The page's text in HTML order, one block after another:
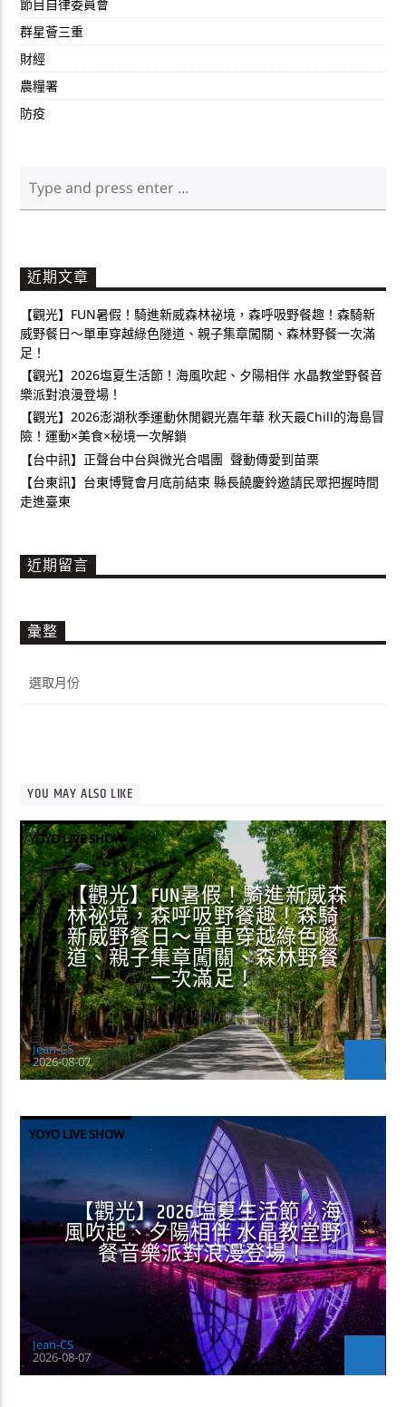
節目自律委員會
群星薈三重
財經
農糧署
防疫
近期文章
【觀光】FUN暑假！騎進新威森林祕境，森呼吸野餐趣！森騎新
威野餐日～單車穿越綠色隧道、親子集章闖關、森林野餐一次滿
足！
【觀光】2026塩夏生活節！海風吹起、夕陽相伴 水晶教堂野餐音
樂派對浪漫登場！
【觀光】2026澎湖秋季運動休閒觀光嘉年華 秋天最Chill的海島冒
險！運動×美食×秘境一次解鎖
【台中訊】正聲台中台與微光合唱團 聲動傳愛到苗栗
【台東訊】台東博覽會月底前結束 縣長饒慶鈴邀請民眾把握時間
走進臺東
近期留言
彙整
整
YOU MAY ALSO LIKE
YOYO LIVE SHOW
【觀光】FUN暑假！騎進新威森
林祕境，森呼吸野餐趣！森騎
新威野餐日～單車穿越綠色隧
道、親子集章闖關、森林野餐
一次滿足！
Jean-CS
2026-08-07
YOYO LIVE SHOW
【觀光】2026塩夏生活節！海
風吹起、夕陽相伴 水晶教堂野
餐音樂派對浪漫登場！
Jean-CS
2026-08-07